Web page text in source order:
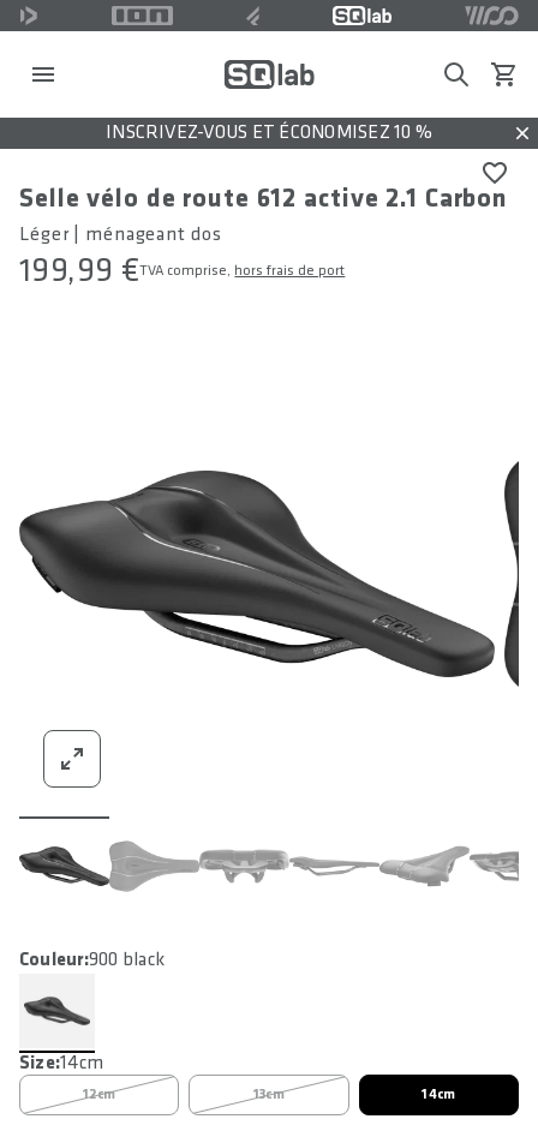
SearchVoir
INSCRIVEZ-VOUS ET ÉCONOMISEZ 10 %
Selle vélo de route 612 active 2.1 Carbon
Léger | ménageant dos
199,99 €TVA comprise, hors frais de port
Couleur:900 black
Size:14cm
12cm 13cm 14cm